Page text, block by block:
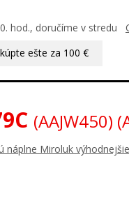
hod., doručíme v stredu
ešte za 100 €
(AAJW450)
náplne Miroluk